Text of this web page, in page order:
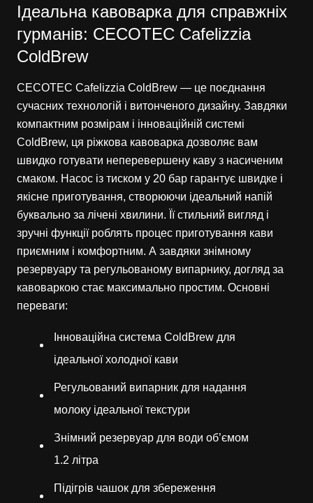
Ідеальна кавоварка для справжніх
гурманів: CECOTEC Cafelizzia
ColdBrew
CECOTEC Cafelizzia ColdBrew — це поєднання
сучасних технологій і витонченого дизайну. Завдяки
компактним розмірам і інноваційній системі
ColdBrew, ця ріжкова кавоварка дозволяє вам
швидко готувати неперевершену каву з насиченим
смаком. Насос із тиском у 20 бар гарантує швидке і
якісне приготування, створюючи ідеальний напій
буквально за лічені хвилини. Її стильний вигляд і
зручні функції роблять процес приготування кави
приємним і комфортним. А завдяки знімному
резервуару та регульованому випарнику, догляд за
кавоваркою стає максимально простим. Основні
переваги:
Інноваційна система ColdBrew для
ідеальної холодної кави
Регульований випарник для надання
молоку ідеальної текстури
Знімний резервуар для води об’ємом
1.2 літра
Підігрів чашок для збереження